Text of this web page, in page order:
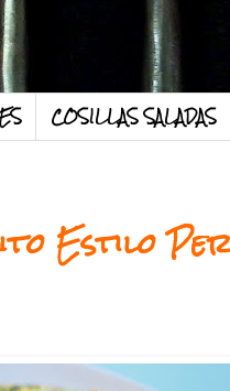
COSILLAS SALADAS
Estilo